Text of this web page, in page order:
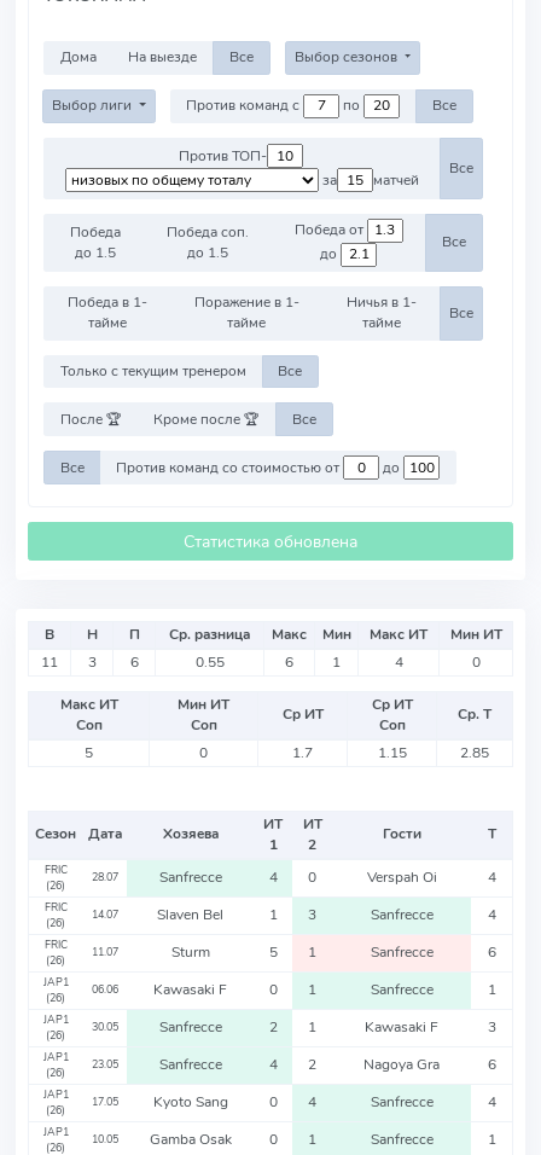
Дома На выезде Все Выбор сезонов
Выбор лиги Против команд с по Все
Против ТОП-
за
матчей
Все
Победа
до 1.5
Победа соп.
до 1.5
Победа от
до
Все
Победа в 1-
тайме
Поражение в 1-
тайме
Ничья в 1-
тайме
Все
Только с текущим тренером Все
После 🏆 Кроме после 🏆 Все
Все Против команд со стоимостью от до
Статистика обновлена
В Н П Ср. разница Макс Мин Макс ИТ
Мин ИТ
11
3 6 0.55 6 1 4 0
Макс ИТ
Соп
Мин ИТ
Соп
Ср ИТ
Ср ИТ
Соп
Ср. Т
5
0 1.7 1.15 2.85
Сезон Дата Хозяева
ИТ
1
ИТ
2
Гости Т
FRIC
(26)
28.07 Sanfrecce 4 0 Verspah Oi 4
FRIC
(26)
14.07 Slaven Bel 1 3 Sanfrecce 4
FRIC
(26)
11.07 Sturm 5 1 Sanfrecce 6
JAP1
(26)
06.06 Kawasaki F 0 1 Sanfrecce 1
JAP1
(26)
30.05 Sanfrecce 2 1 Kawasaki F 3
JAP1
(26)
23.05 Sanfrecce 4 2 Nagoya Gra 6
JAP1
(26)
17.05 Kyoto Sang 0 4 Sanfrecce 4
JAP1
(26)
10.05 Gamba Osak 0 1 Sanfrecce 1